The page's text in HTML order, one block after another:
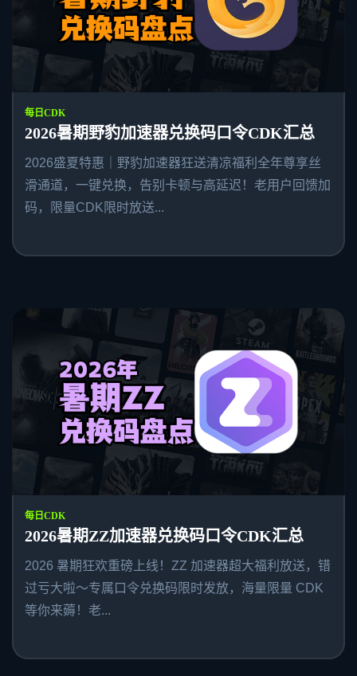
每日CDK
2026暑期野豹加速器兑换码口令CDK汇总
2026盛夏特惠｜野豹加速器狂送清凉福利全年尊享丝
滑通道，一键兑换，告别卡顿与高延迟！老用户回馈加
码，限量CDK限时放送...
每日CDK
2026暑期ZZ加速器兑换码口令CDK汇总
2026 暑期狂欢重磅上线！ZZ 加速器超大福利放送，错
过亏大啦～专属口令兑换码限时发放，海量限量 CDK
等你来薅！老...